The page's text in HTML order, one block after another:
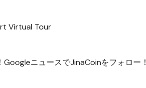
Virtual Tour
ニュースでJinaCoinをフォロー！